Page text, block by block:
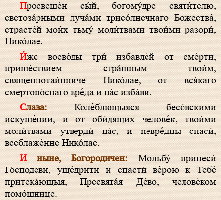
Просвеще́н сы́й, богому́дре святи́телю,
светоза́рными луча́ми трисо́лнечнаго Божества́,
страсте́й мои́х тьму́ моли́твами твои́ми разори́,
Нико́лае.
И́же воево́ды три́ избавле́й от сме́рти,
прише́ствием стра́шным твои́м,
священнотаи́нниче Нико́лае, от вся́каго
смертоно́снаго вре́да и на́с изба́ви.
Слава:Коле́блющыяся бесо́вскими
искуше́нии, и от оби́дящих челове́к, твои́ми
моли́твами утверди́ на́с, и невре́дны спаси́,
всеблаже́нне Нико́лае.
И ныне, Богородичен:Мольбу́ принеси́
Го́сподеви, уще́дрити и спасти́ ве́рою к Тебе́
притека́ющыя, Пресвята́я Де́во, челове́ком
помо́щнице.